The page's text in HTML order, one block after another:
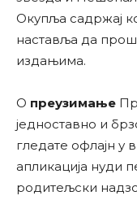
Окупља садржај
наставља да
издањима.
О преузимање
једноставно и
гледате офлајн у
апликација нуди
родитељски